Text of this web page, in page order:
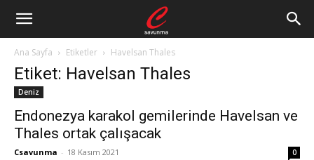
Ana Sayfa Etiketler Havelsan Thales
Etiket: Havelsan Thales
Deniz
Endonezya karakol gemilerinde Havelsan ve
Thales ortak çalışacak
Csavunma - 18 Kasım 2021 0